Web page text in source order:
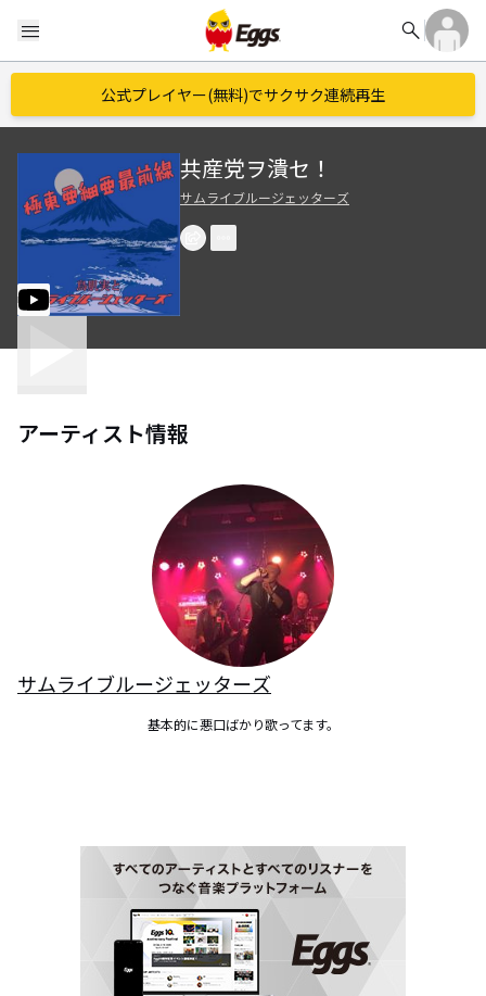
menu search
公式プレイヤー(無料)でサクサク連続再生
共産党ヲ潰セ！
サムライブルージェッターズ
アーティスト情報
サムライブルージェッターズ
基本的に悪口ばかり歌ってます。